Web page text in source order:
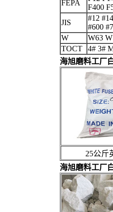
FEPA
F400
JIS
#12
#600
W
W63
TOCT
4# 3#
海旭磨料工厂
25公斤英
海旭磨料工厂